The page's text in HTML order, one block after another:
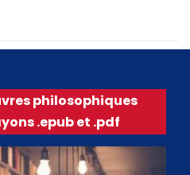
philosophiques
.epub et .pdf